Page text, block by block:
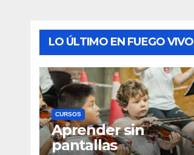
LO ÚLTIMO EN FUEGO VIVO
CURSOS
Aprender sin
pantallas